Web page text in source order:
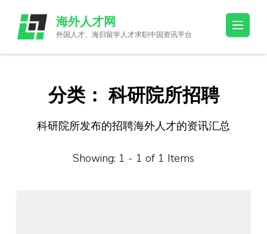
content
(Press
海外人才网
外国人才、海归留学人才求职中国资讯平台
分类： 科研院所招聘
科研院所发布的招聘海外人才的资讯汇总
Showing: 1 - 1 of 1 Items